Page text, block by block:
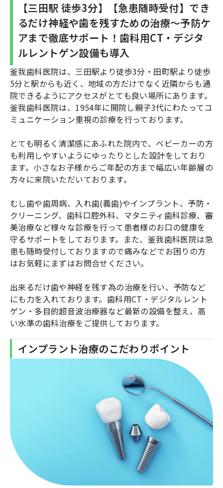
【三田駅 徒歩3分】【急患随時受付】でき
るだけ神経や歯を残すための治療〜予防ケ
アまで徹底サポート！歯科用CT・デジタ
ルレントゲン設備も導入
釜我歯科医院は、三田駅より徒歩3分・田町駅より徒歩
5分と駅からも近く、地域の方だけでなく近隣からも通
院できるようにアクセスがとても良い場所にあります。
釜我歯科医院は、1954年に開院し親子3代にわたってコ
ミュニケーション重視の診療を行っております。
とても明るく清潔感にあふれた院内で、ベビーカーの方
も利用しやすいようにゆったりとした設計をしており
ます。小さなお子様からご年配の方まで幅広い年齢層の
方々に来院いただいております。
むし歯や歯周病、入れ歯(義歯)やインプラント、予防・
クリーニング、歯科口腔外科、マタニティ歯科診療、審
美治療など様々な診療を行って患者様のお口の健康を
守るサポートをしております。また、釜我歯科医院は急
患も随時受付しておりますので痛みなどでお困りの方
はお気軽にまずはお問合せください。
出来るだけ歯や神経を残す為の治療を行い、予防など
にも力を入れております。歯科用CT・デジタルレント
ゲン・多目的超音波治療器など最新の設備を整え、高
い水準の歯科治療をご提供しております。
インプラント治療のこだわりポイント